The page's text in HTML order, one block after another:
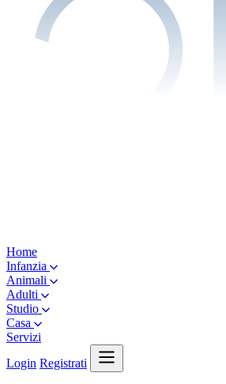
Home
Infanzia
Animali
Adulti
Studio
Casa
Servizi
Login Registrati